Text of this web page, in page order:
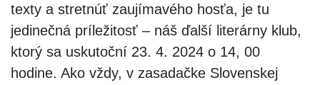
texty a stretnúť zaujímavého hosťa, je tu
jedinečná príležitosť – náš ďalší literárny klub,
ktorý sa uskutoční 23. 4. 2024 o 14, 00
hodine. Ako vždy, v zasadačke Slovenskej